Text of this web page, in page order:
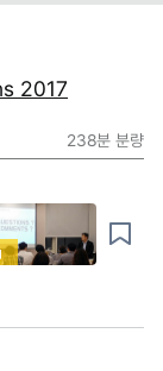
2017
238분 분량